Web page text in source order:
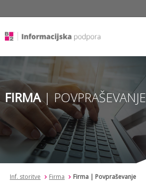
FIRMA| POVPRAŠEVANJE
Inf. storitve Firma Firma | Povpraševanje